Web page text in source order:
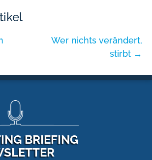
Wer nichts verändert,
stirbt →
BRIEFING